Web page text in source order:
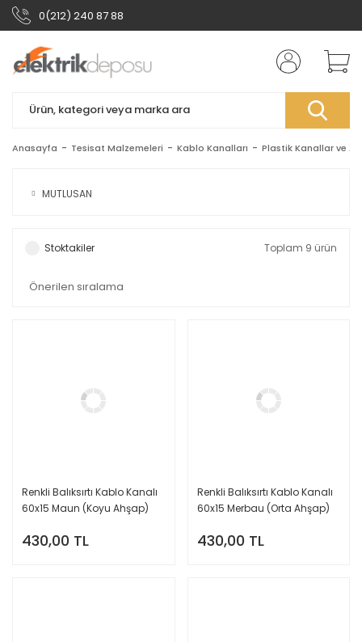
0(212) 240 87 88
Anasayfa Tesisat Malzemeleri Kablo Kanalları Plastik Kanallar ve
MUTLUSAN
Stoktakiler Toplam 9 ürün
Renkli Balıksırtı Kablo Kanalı
60x15 Maun (Koyu Ahşap)
430,00 TL
Renkli Balıksırtı Kablo Kanalı
60x15 Merbau (Orta Ahşap)
430,00 TL